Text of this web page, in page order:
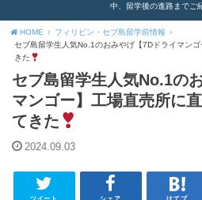
中、留学後の進路までご
HOME
フィリピン・セブ島留学前情報
セブ島留学生人気No.1のおみやげ【7Dドライマン
きた
セブ島留学生人気No.1の
マンゴー】工場直売所に
てきた
2024.09.03
ツイート シェア はてブ